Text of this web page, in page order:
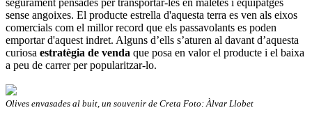
sense angoixes. El producte estrella d'aquesta terra es ven als eixos
comercials com el millor record que els passavolants es poden
emportar d'aquest indret. Alguns d’ells s’aturen al davant d’aquesta
curiosa estratègia de venda que posa en valor el producte i el baixa
a peu de carrer per popularitzar-lo.
Olives envasades al buit, un souvenir de Creta Foto: Àlvar Llobet